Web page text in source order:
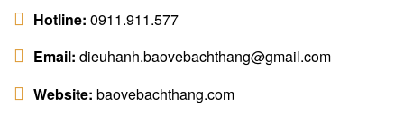
Hotline: 0911.911.577
Email: dieuhanh.baovebachthang@gmail.com
Website: baovebachthang.com